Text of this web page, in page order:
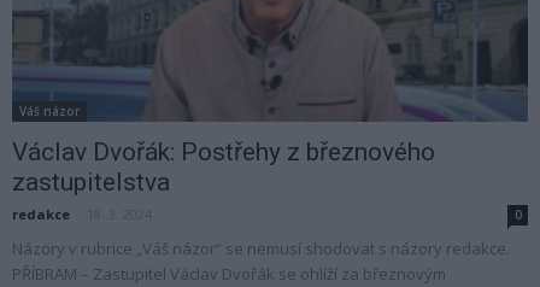
Váš názor
Václav Dvořák: Postřehy z březnového
zastupitelstva
redakce 0
Názory v rubrice „Váš názor“ se nemusí shodovat s názory redakce.
PŘÍBRAM – Zastupitel Václav Dvořák se ohlíží za březnovým